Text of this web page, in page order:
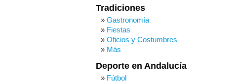
Tradiciones
Gastronomía
Fiestas
Oficios y Costumbres
Más
Deporte en Andalucía
Fútbol